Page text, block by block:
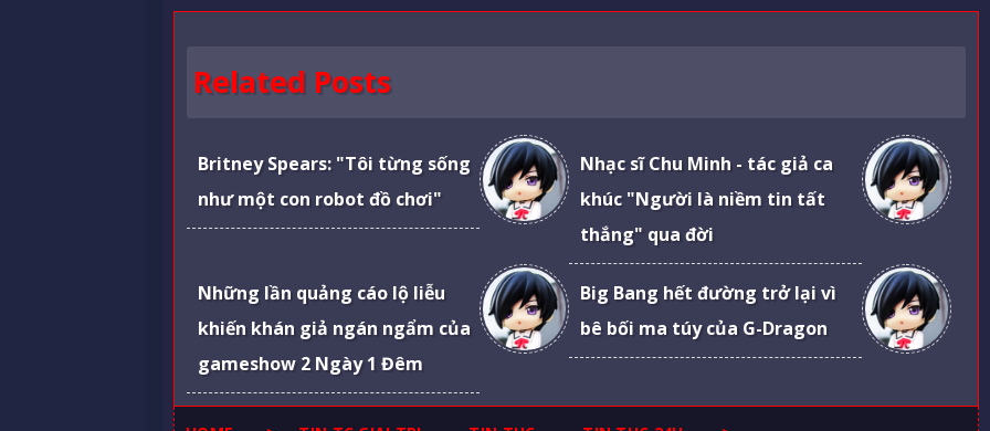
Related Posts
Britney Spears: "Tôi từng sống
như một con robot đồ chơi"
Nhạc sĩ Chu Minh - tác giả ca
khúc "Người là niềm tin tất
thắng" qua đời
Những lần quảng cáo lộ liễu
khiến khán giả ngán ngẩm của
gameshow 2 Ngày 1 Đêm
Big Bang hết đường trở lại vì
bê bối ma túy của G-Dragon